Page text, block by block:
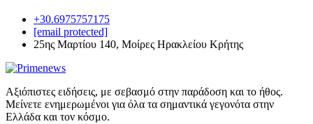
+30.6975757175
[email protected]
25ης Μαρτίου 140, Μοίρες Ηρακλείου Κρήτης
Αξιόπιστες ειδήσεις, με σεβασμό στην παράδοση και το ήθος.
Μείνετε ενημερωμένοι για όλα τα σημαντικά γεγονότα στην
Ελλάδα και τον κόσμο.